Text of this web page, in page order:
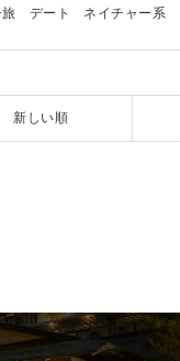
デート ネイチャー系
新しい順